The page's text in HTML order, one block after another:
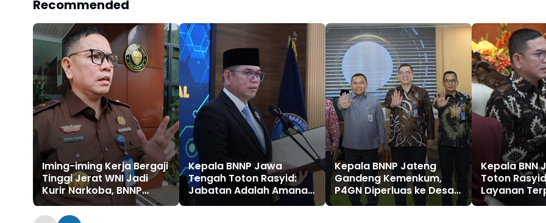
Recommended
Iming-iming Kerja Bergaji
Tinggi Jerat WNI Jadi
Kurir Narkoba, BNNP
Jateng Perkuat Edukasi
Kepala BNNP Jawa
Tengah Toton Rasyid:
Jabatan Adalah Amanah
untuk Melayani dan
Kepala BNNP Jateng
Gandeng Kemenkum,
P4GN Diperluas ke Desa
dan Kelurahan
Kepala BNN
Toton
Layanan
Jadi
Hadirkan